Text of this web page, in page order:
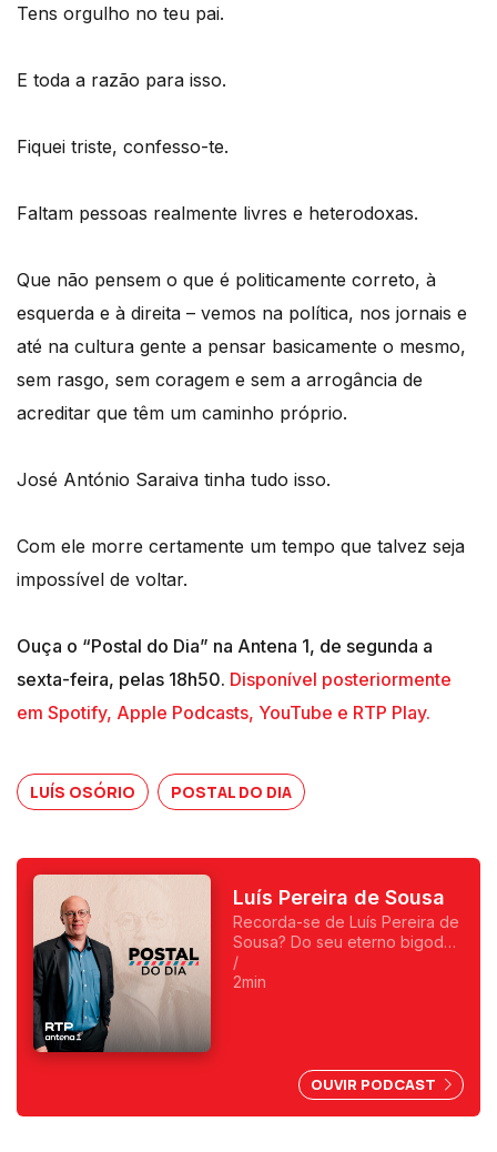
Tens orgulho no teu pai.
E toda a razão para isso.
Fiquei triste, confesso-te.
Faltam pessoas realmente livres e heterodoxas.
Que não pensem o que é politicamente correto, à
esquerda e à direita – vemos na política, nos jornais e
até na cultura gente a pensar basicamente o mesmo,
sem rasgo, sem coragem e sem a arrogância de
acreditar que têm um caminho próprio.
José António Saraiva tinha tudo isso.
Com ele morre certamente um tempo que talvez seja
impossível de voltar.
Ouça o “Postal do Dia” na Antena 1, de segunda a
sexta-feira, pelas 18h50. Disponível posteriormente
em Spotify, Apple Podcasts, YouTube e RTP Play.
LUÍS OSÓRIO POSTAL DO DIA
Luís Pereira de Sousa
Recorda-se de Luís Pereira de
Sousa? Do seu eterno bigode?
Foi o primeiro a fazer
programas da manhã e o
/
2min
OUVIR PODCAST